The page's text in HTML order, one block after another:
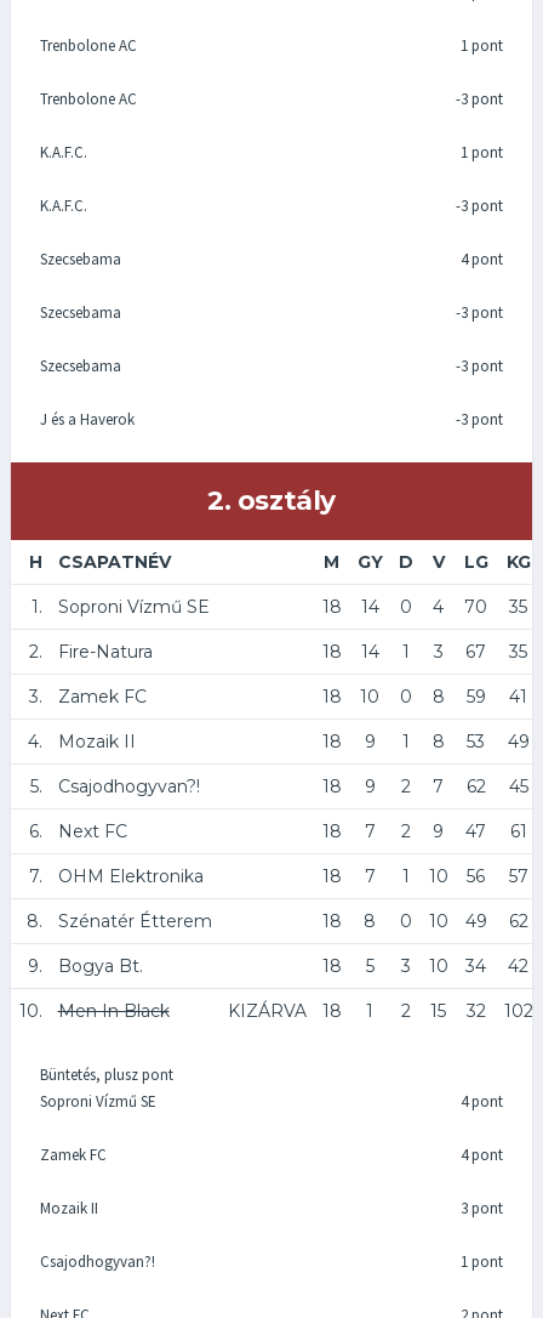
Trenbolone AC 1 pont
Trenbolone AC -3 pont
K.A.F.C. 1 pont
K.A.F.C. -3 pont
Szecsebama 4 pont
Szecsebama -3 pont
Szecsebama -3 pont
J és a Haverok -3 pont
2. osztály
H CSAPATNÉV M GY D V LG KG
1. Soproni Vízmű SE 18 14 0 4 70 35
2. Fire-Natura 18 14 1 3 67 35
3. Zamek FC 18 10 0 8 59 41
4. Mozaik II 18 9 1 8 53 49
5. Csajodhogyvan?! 18 9 2 7 62 45
6. Next FC 18 7 2 9 47 61
7. OHM Elektronika 18 7 1 10 56 57
8. Szénatér Étterem 18 8 0 10 49 62
9. Bogya Bt. 18 5 3 10 34 42
10. Men In Black KIZÁRVA 18 1 2 15 32 102
Büntetés, plusz pont
Soproni Vízmű SE
4 pont
Zamek FC 4 pont
Mozaik II 3 pont
Csajodhogyvan?! 1 pont